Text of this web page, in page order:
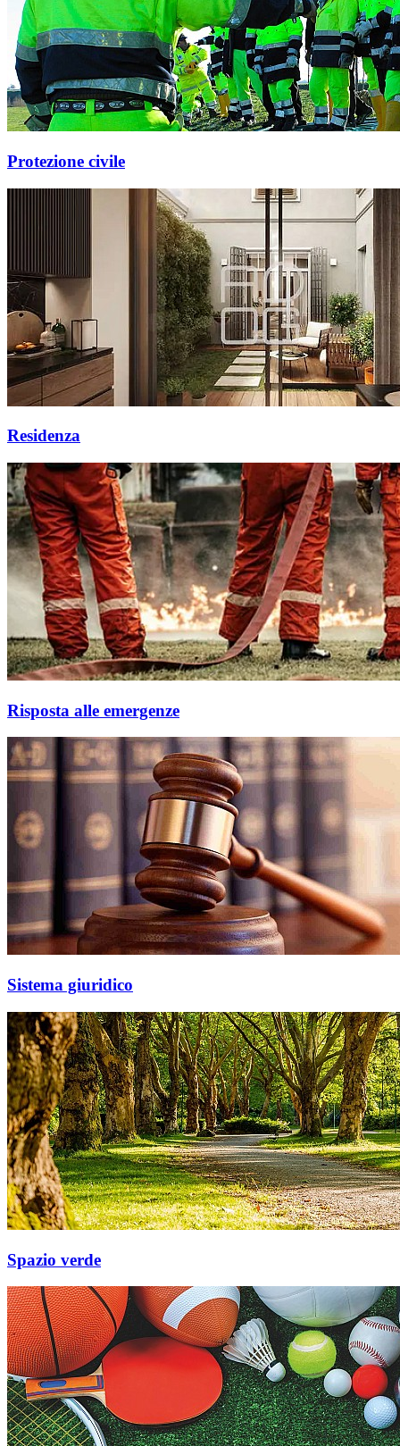
Protezione civile
Residenza
Risposta alle emergenze
Sistema giuridico
Spazio verde